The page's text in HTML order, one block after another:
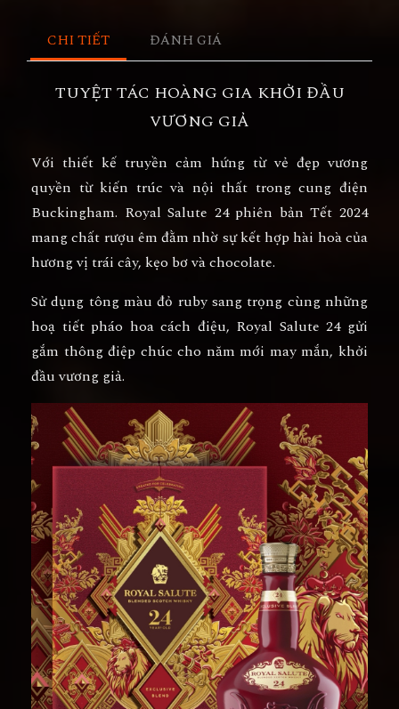
CHI TIẾT ĐÁNH GIÁ
TUYỆT TÁC HOÀNG GIA KHỞI ĐẦU
VƯƠNG GIẢ
Với thiết kế truyền cảm hứng từ vẻ đẹp vương
quyền từ kiến trúc và nội thất trong cung điện
Buckingham. Royal Salute 24 phiên bản Tết 2024
mang chất rượu êm đằm nhờ sự kết hợp hài hoà của
hương vị trái cây, kẹo bơ và chocolate.
Sử dụng tông màu đỏ ruby sang trọng cùng những
hoạ tiết pháo hoa cách điệu, Royal Salute 24 gửi
gắm thông điệp chúc cho năm mới may mắn, khởi
đầu vương giả.